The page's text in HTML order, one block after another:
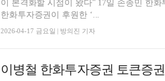
이 본격화할 시점이 왔다" 17일 손종민 한화투자증
한화투자증권이 후원한 ‘...
2026-04-17 금요일 | 방의진 기자